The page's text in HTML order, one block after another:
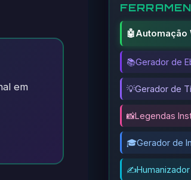
em
🤖Automação
📚Gerador de
💡Gerador de
📸Legendas
🎓Gerador de
✍️